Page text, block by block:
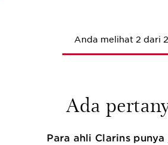
Anda melihat 2 dari
Ada
Para ahli Clarins punya